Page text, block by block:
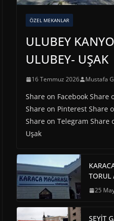
ÖZEL MEKANLAR
ULUBEY
ULUBEY- UŞAK
16 Temmuz 2026 Mustafa
Share on Facebook Share
Share on Pinterest Share
Share on Telegram Share
Uşak
TORUL
25
SEYİT